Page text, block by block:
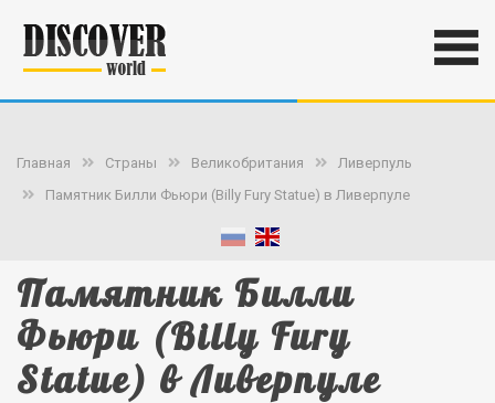
Главная Страны Великобритания
Ливерпуль
Памятник Билли Фьюри (Billy Fury Statue) в Ливерпуле
Памятник Билли
Фьюри (Billy Fury
Statue) в Ливерпуле